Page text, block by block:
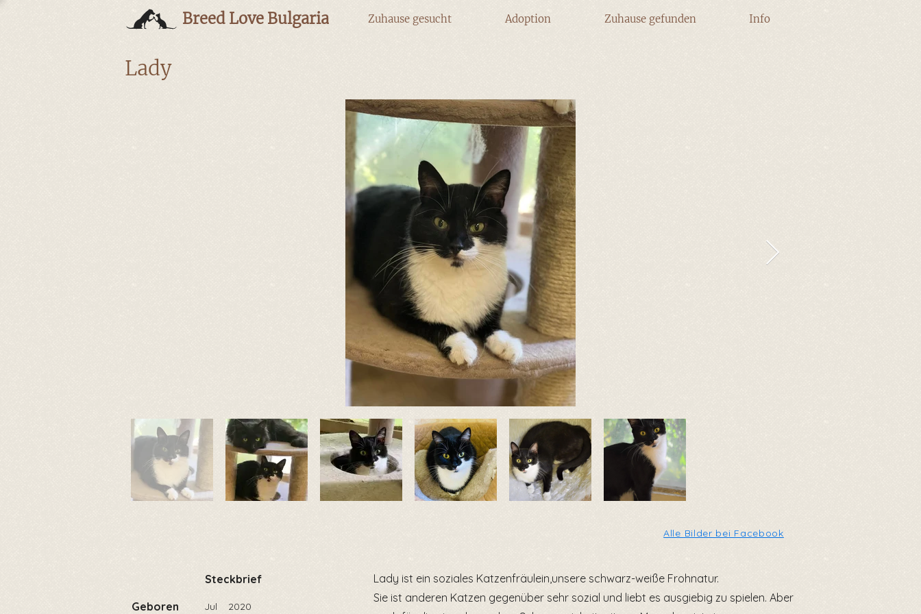
Breed Love Bulgaria Zuhause gesucht Adoption Zuhause gefunden Info
Lady
Alle Bilder bei Facebook
Steckbrief
Jul 2020
Geboren
Lady ist ein soziales Katzenfräulein,unsere schwarz-weiße Frohnatur.
Sie ist anderen Katzen gegenüber sehr sozial und liebt es ausgiebig zu spielen. Aber